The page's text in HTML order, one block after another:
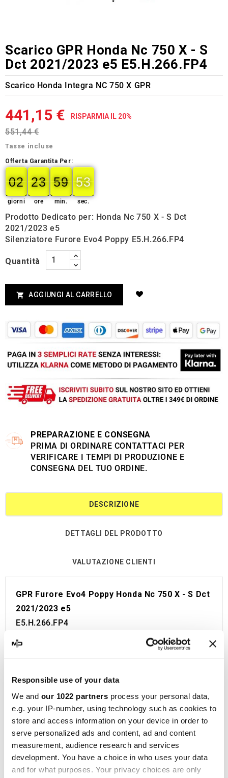
Responsible use of your data
We and our 1022 partners process your personal data,
e.g. your IP-number, using technology such as cookies to
store and access information on your device in order to
serve personalized ads and content, ad and content
measurement, audience research and services
development. You have a choice in who uses your data
and for what purposes. Your privacy choices are only
Scarico GPR Honda Nc 750 X - S
Dct 2021/2023 e5 E5.H.266.FP4
Scarico Honda Integra NC 750 X GPR
441,15 € RISPARMIA IL 20%
551,44 €
Tasse incluse
Offerta Garantita Per:
02
02
00
giorni
23
23
00
ore
59
59
00
min.
52
52
53
sec.
Prodotto Dedicato per: Honda Nc 750 X - S Dct
2021/2023 e5
Silenziatore Furore Evo4 Poppy E5.H.266.FP4
Quantità
 AGGIUNGI AL CARRELLO
PREPARAZIONE E CONSEGNA
PRIMA DI ORDINARE CONTATTACI PER
VERIFICARE I TEMPI DI PRODUZIONE E
CONSEGNA DEL TUO ORDINE.
DESCRIZIONE
DETTAGLI DEL PRODOTTO
VALUTAZIONE CLIENTI
GPR Furore Evo4 Poppy Honda Nc 750 X - S Dct
2021/2023 e5
E5.H.266.FP4
Linea omologata GPR per Honda Nc 750 X - S Dct
installato sulla moto senza bisogno di modifiche.
Omologazione Europea e Svizzera (CEE).
Il catalizzatore non è incluso.
Made in Italy 100%.
Garanzia 2 anni.
è un punto di riferimento nella produzione di
silenziatori e collettori per moto, situata a Cerro